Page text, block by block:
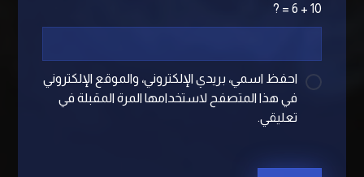
10 + 6 = ?
احفظ اسمي، بريدي الإلكتروني، والموقع الإلكتروني
في هذا المتصفح لاستخدامها المرة المقبلة في
تعليقي.